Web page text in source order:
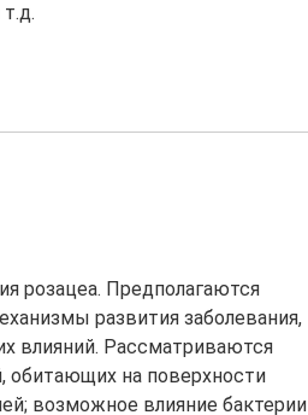
розацеа. Предполагаются
развития заболевания,
влияний. Рассматриваются
обитающих на поверхности
возможное влияние бактерии